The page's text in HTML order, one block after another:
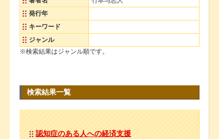
発行年
キーワード
ジャンル
※検索結果はジャンル順です。
検索結果一覧
認知症のある人への経済支援